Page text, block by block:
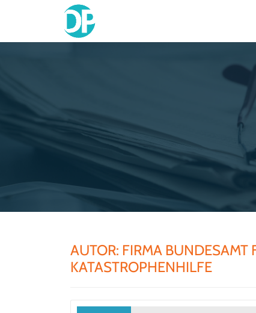
AUTOR: FIRMA BUNDESAMT
KATASTROPHENHILFE